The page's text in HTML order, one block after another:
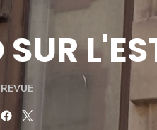
REVUE
Facebook